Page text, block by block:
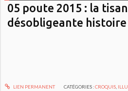
05 poute 2015 : la
désobligeante histoire
LIEN PERMANENT CATÉGORIES :CROQUIS,